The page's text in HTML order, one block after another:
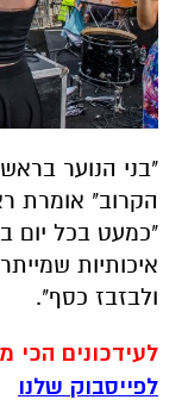
"בני הנוער
הקרוב" אומרת
"כמעט בכל יום
איכותיות
ולבזבז כסף".
לעידכונים הכי
לפייסבוק שלנו